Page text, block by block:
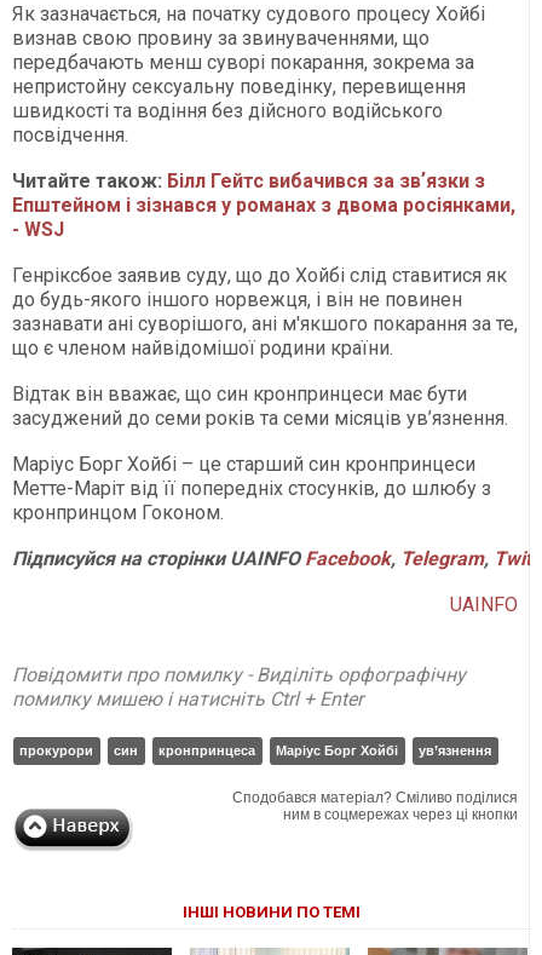
Як зазначається, на початку судового процесу Хойбі
визнав свою провину за звинуваченнями, що
передбачають менш суворі покарання, зокрема за
непристойну сексуальну поведінку, перевищення
швидкості та водіння без дійсного водійського
посвідчення.
Читайте також: Білл Гейтс вибачився за звʼязки з
Епштейном і зізнався у романах з двома росіянками,
- WSJ
Генріксбое заявив суду, що до Хойбі слід ставитися як
до будь-якого іншого норвежця, і він не повинен
зазнавати ані суворішого, ані м'якшого покарання за те,
що є членом найвідомішої родини країни.
Відтак він вважає, що син кронпринцеси має бути
засуджений до семи років та семи місяців ув’язнення.
Маріус Борг Хойбі – це старший син кронпринцеси
Метте-Маріт від її попередніх стосунків, до шлюбу з
кронпринцом Гоконом.
ПідписуйсянасторінкиUAINFO Facebook, Telegram,
UAINFO
Повідомити про помилку - Виділіть орфографічну
помилку мишею і натисніть Ctrl + Enter
прокурори син кронпринцеса Маріус Борг Хойбі ув’язнення
Сподобався матеріал? Сміливо поділися
ним в соцмережах через ці кнопки
ІНШІ НОВИНИ ПО ТЕМІ